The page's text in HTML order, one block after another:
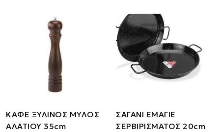
ΚΑΦΕ ΞΥΛΙΝΟΣ ΜΥΛΟΣ
ΑΛΑΤΙΟΥ 35cm
ΣΑΓΑΝΙ ΕΜΑΓΙΕ
ΣΕΡΒΙΡΙΣΜΑΤΟΣ 20cm